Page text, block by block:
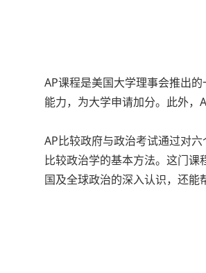
AP课程是美国大学理事会推出
能力，为大学申请加分。此外，
AP比较政府与政治考试通过对
比较政治学的基本方法。这门
国及全球政治的深入认识，还能